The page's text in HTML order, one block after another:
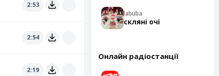
2:53
2:54
2:19
labuba
скляні очі
Онлайн радіостанції